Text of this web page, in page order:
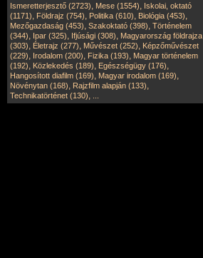
Ismeretterjesztő (2723), Mese (1554), Iskolai, oktató
(1171), Földrajz (754), Politika (610), Biológia (453),
Mezőgazdaság (453), Szakoktató (398), Történelem
(344), Ipar (325), Ifjúsági (308), Magyarország földrajza
(303), Életrajz (277), Művészet (252), Képzőművészet
(229), Irodalom (200), Fizika (193), Magyar történelem
(192), Közlekedés (189), Egészségügy (176),
Hangosított diafilm (169), Magyar irodalom (169),
Növénytan (168), Rajzfilm alapján (133),
Technikatörténet (130),